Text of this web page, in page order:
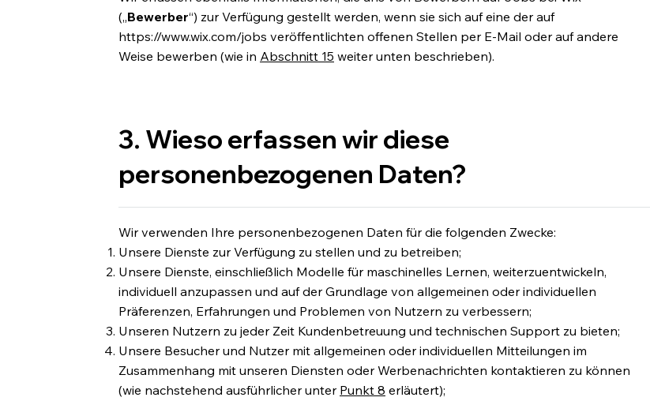
(„Bewerber“) zur Verfügung gestellt werden, wenn sie sich auf eine der auf
https://www.wix.com/jobs veröffentlichten offenen Stellen per E-Mail oder auf andere
Weise bewerben (wie in Abschnitt 15 weiter unten beschrieben).
3. Wieso erfassen wir diese
personenbezogenen Daten?
Wir verwenden Ihre personenbezogenen Daten für die folgenden Zwecke:
Unsere Dienste zur Verfügung zu stellen und zu betreiben;
Unsere Dienste, einschließlich Modelle für maschinelles Lernen, weiterzuentwickeln,
individuell anzupassen und auf der Grundlage von allgemeinen oder individuellen
Präferenzen, Erfahrungen und Problemen von Nutzern zu verbessern;
Unseren Nutzern zu jeder Zeit Kundenbetreuung und technischen Support zu bieten;
Unsere Besucher und Nutzer mit allgemeinen oder individuellen Mitteilungen im
Zusammenhang mit unseren Diensten oder Werbenachrichten kontaktieren zu können
(wie nachstehend ausführlicher unter Punkt 8 erläutert);